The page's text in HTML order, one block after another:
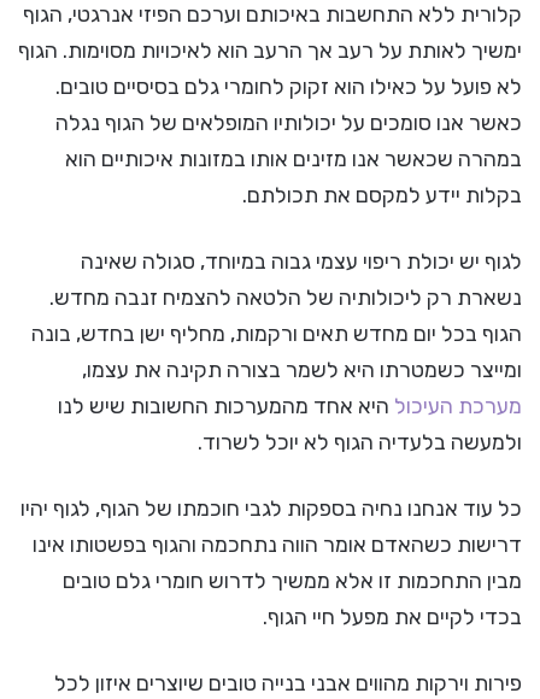
קלורית ללא התחשבות באיכותם וערכם הפיזי אנרגטי, הגוף
ימשיך לאותת על רעב אך הרעב הוא לאיכויות מסוימות. הגוף
לא פועל על כאילו הוא זקוק לחומרי גלם בסיסיים טובים.
כאשר אנו סומכים על יכולותיו המופלאים של הגוף נגלה
במהרה שכאשר אנו מזינים אותו במזונות איכותיים הוא
בקלות יידע למקסם את תכולתם.
לגוף יש יכולת ריפוי עצמי גבוה במיוחד, סגולה שאינה
נשארת רק ליכולותיה של הלטאה להצמיח זנבה מחדש.
הגוף בכל יום מחדש תאים ורקמות, מחליף ישן בחדש, בונה
ומייצר כשמטרתו היא לשמר בצורה תקינה את עצמו,
מערכת העיכול היא אחד מהמערכות החשובות שיש לנו
ולמעשה בלעדיה הגוף לא יוכל לשרוד.
כל עוד אנחנו נחיה בספקות לגבי חוכמתו של הגוף, לגוף יהיו
דרישות כשהאדם אומר הווה נתחכמה והגוף בפשטותו אינו
מבין התחכמות זו אלא ממשיך לדרוש חומרי גלם טובים
בכדי לקיים את מפעל חיי הגוף.
פירות וירקות מהווים אבני בנייה טובים שיוצרים איזון לכל